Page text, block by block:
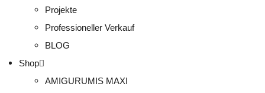
Projekte
Professioneller Verkauf
BLOG
Shop
AMIGURUMIS MAXI